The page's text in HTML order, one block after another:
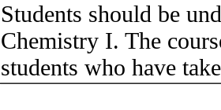
Students should be
Chemistry I. The
students who have